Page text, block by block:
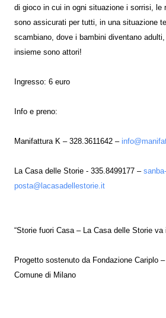
di gioco in cui in ogni situazione i sorrisi, le
sono assicurati per tutti, in una situazione
scambiano, dove i bambini diventano
insieme sono attori!
Ingresso: 6 euro
Info e preno:
Manifattura K – 328.3611642 –
La Casa delle Storie - 335.8499177 – sanba-
posta@lacasadellestorie.it
“Storie fuori Casa – La Casa delle Storie va
Progetto sostenuto da Fondazione Cariplo
Comune di Milano